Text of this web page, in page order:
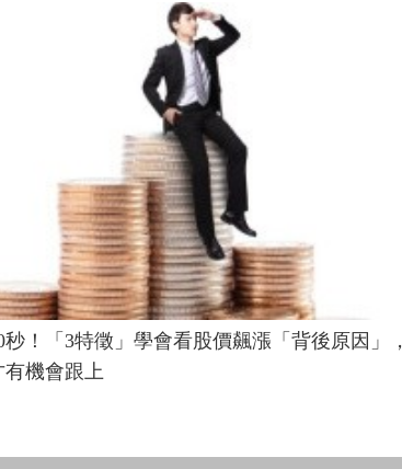
秒！「3特徵」學會看股價飆漲「背後原因」，
機會跟上